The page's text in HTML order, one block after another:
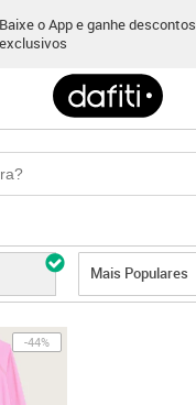
Baixe o App e ganhe descontos
exclusivos
Mais Populares
-44%